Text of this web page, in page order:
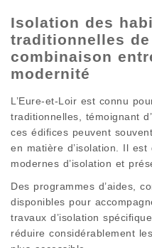
Isolation des
traditionnelles de
combinaison
modernité
L’Eure-et-Loir est connu
traditionnelles, témoignant
ces édifices peuvent
en matière d’isolation. Il est
modernes d’isolation et
Des programmes d’aides,
disponibles pour
travaux d’isolation
réduire considérablement